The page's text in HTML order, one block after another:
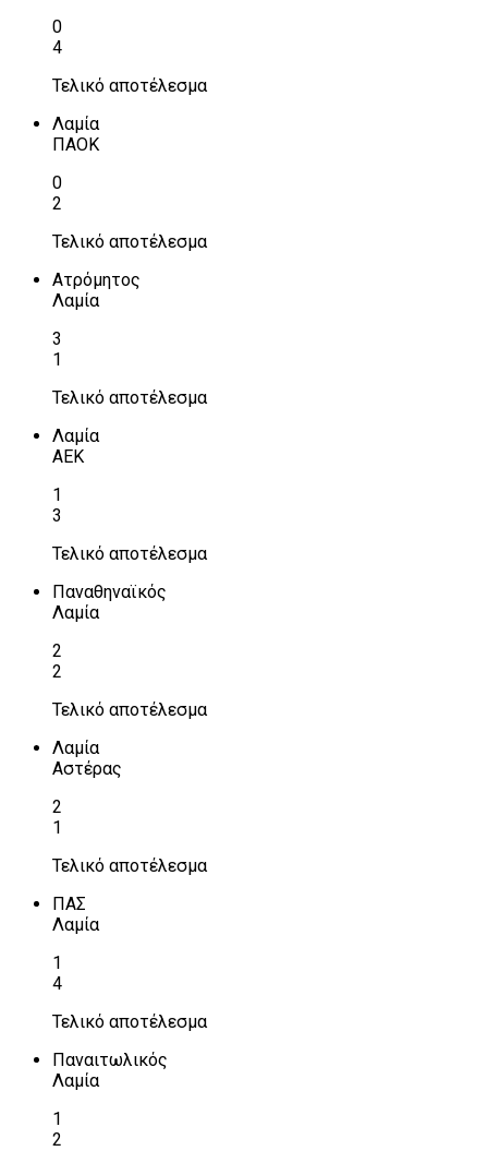
0
4
Τελικό αποτέλεσμα
Λαμία
ΠΑΟΚ
0
2
Τελικό αποτέλεσμα
Ατρόμητος
Λαμία
3
1
Τελικό αποτέλεσμα
Λαμία
ΑΕΚ
1
3
Τελικό αποτέλεσμα
Παναθηναϊκός
Λαμία
2
2
Τελικό αποτέλεσμα
Λαμία
Αστέρας
2
1
Τελικό αποτέλεσμα
ΠΑΣ
Λαμία
1
4
Τελικό αποτέλεσμα
Παναιτωλικός
Λαμία
1
2